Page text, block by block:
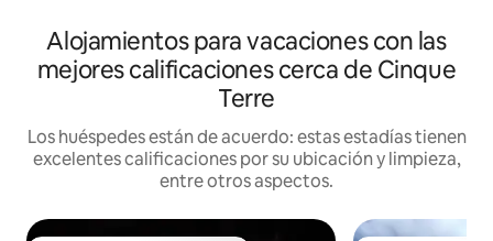
Alojamientos para vacaciones con las
mejores calificaciones cerca de Cinque
Terre
Los huéspedes están de acuerdo: estas estadías tienen
excelentes calificaciones por su ubicación y limpieza,
entre otros aspectos.